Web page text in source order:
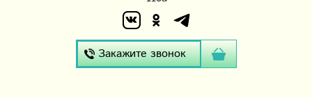
Закажите звонок